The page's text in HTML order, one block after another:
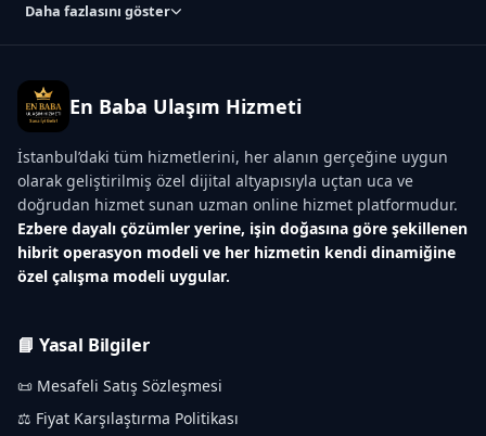
Daha fazlasını göster
En Baba Ulaşım Hizmeti
İstanbul’daki tüm hizmetlerini, her alanın gerçeğine uygun
olarak geliştirilmiş özel dijital altyapısıyla uçtan uca ve
doğrudan hizmet sunan uzman online hizmet platformudur.
Ezbere dayalı çözümler yerine, işin doğasına göre şekillenen
hibrit operasyon modeli ve her hizmetin kendi dinamiğine
özel çalışma modeli uygular.
📘 Yasal Bilgiler
📜 Mesafeli Satış Sözleşmesi
⚖️ Fiyat Karşılaştırma Politikası